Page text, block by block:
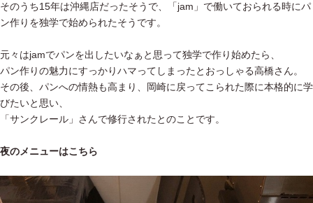
そのうち15年は沖縄店だったそうで、「jam」で働いておられる時にパ
ン作りを独学で始められたそうです。
元々はjamでパンを出したいなぁと思って独学で作り始めたら、
パン作りの魅力にすっかりハマってしまったとおっしゃる高橋さん。
その後、パンへの情熱も高まり、岡崎に戻ってこられた際に本格的に学
びたいと思い、
「サンクレール」さんで修行されたとのことです。
夜のメニューはこちら